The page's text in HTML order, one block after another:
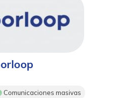
Comunicaciones masivas